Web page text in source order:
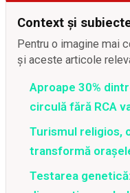
Context și
Pentru o imagine mai
și aceste articole
Aproape 30%
circulă fără RCA
Turismul religios,
transformă
Testarea